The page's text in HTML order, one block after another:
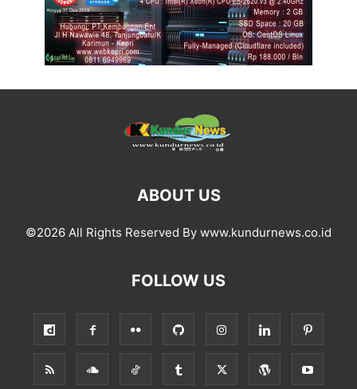
ABOUT US
©2026 All Rights Reserved By www.kundurnews.co.id
FOLLOW US